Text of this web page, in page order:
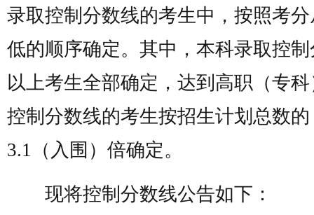
录取控制分数线的考生中，按照考
低的顺序确定。其中，本科录取控
以上考生全部确定，达到高职（专
控制分数线的考生按招生计划总数的
3.1（入围）倍确定。
现将控制分数线公告如下：